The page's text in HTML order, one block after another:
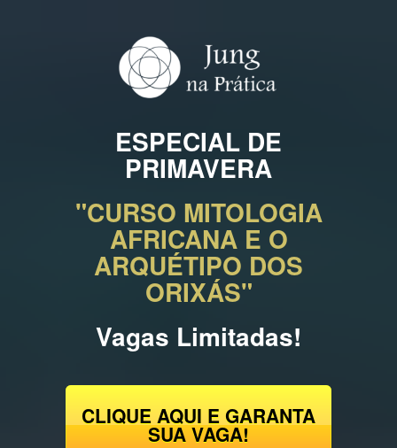
ESPECIAL DE
PRIMAVERA
"CURSO MITOLOGIA
AFRICANA E O
ARQUÉTIPO DOS
ORIXÁS"
Vagas Limitadas!
CLIQUE AQUI E GARANTA
SUA VAGA!